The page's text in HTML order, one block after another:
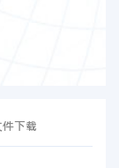
件下载